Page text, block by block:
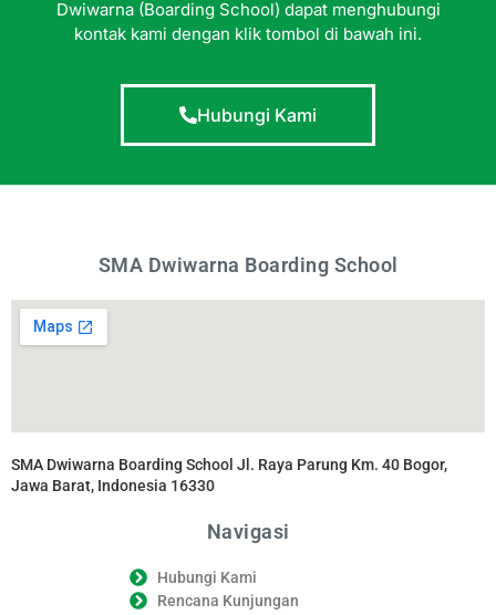
Dwiwarna (Boarding School) dapat menghubungi
kontak kami dengan klik tombol di bawah ini.
Hubungi Kami
SMA Dwiwarna Boarding School
SMA Dwiwarna Boarding School Jl. Raya Parung Km. 40 Bogor,
Jawa Barat, Indonesia 16330
Navigasi
Hubungi Kami
Rencana Kunjungan